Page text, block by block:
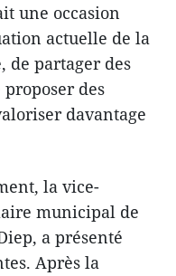
une occasion
actuelle de la
de partager des
des
davantage
la vice-
municipal de
a présenté
Après la